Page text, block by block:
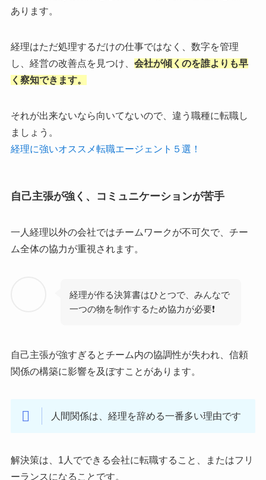
あります。
経理はただ処理するだけの仕事ではなく、数字を管理
し、経営の改善点を見つけ、 会社が傾くのを誰よりも早
く察知できます。
それが出来ないなら向いてないので、違う職種に転職し
ましょう。
経理に強いオススメ転職エージェント５選！
自己主張が強く、コミュニケーションが苦手
一人経理以外の会社ではチームワークが不可欠で、チー
ム全体の協力が重視されます。
経理が作る決算書はひとつで、みんなで
一つの物を制作するため協力が必要❗
自己主張が強すぎるとチーム内の協調性が失われ、信頼
関係の構築に影響を及ぼすことがあります。
人間関係は、経理を辞める一番多い理由です
解決策は、1人でできる会社に転職すること、またはフリ
ーランスになることです。